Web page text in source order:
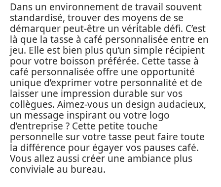
Dans un environnement de travail souvent
standardisé, trouver des moyens de se
démarquer peut-être un véritable défi. C’est
là que la tasse à café personnalisée entre en
jeu. Elle est bien plus qu’un simple récipient
pour votre boisson préférée. Cette tasse à
café personnalisée offre une opportunité
unique d’exprimer votre personnalité et de
laisser une impression durable sur vos
collègues. Aimez-vous un design audacieux,
un message inspirant ou votre logo
d’entreprise ? Cette petite touche
personnelle sur votre tasse peut faire toute
la différence pour égayer vos pauses café.
Vous allez aussi créer une ambiance plus
conviviale au bureau.